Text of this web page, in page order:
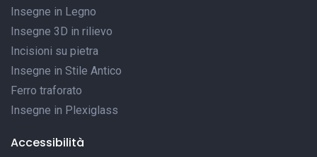
Insegne in Legno
Insegne 3D in rilievo
Incisioni su pietra
Insegne in Stile Antico
Ferro traforato
Insegne in Plexiglass
Accessibilità